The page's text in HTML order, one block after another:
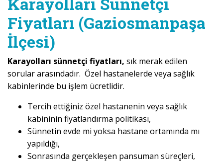
Fiyatları (Gaziosmanpaşa
İlçesi)
Karayolları sünnetçi fiyatları, sık merak edilen
sorular arasındadır. Özel hastanelerde veya sağlık
kabinlerinde bu işlem ücretlidir.
Tercih ettiğiniz özel hastanenin veya sağlık
kabininin fiyatlandırma politikası,
Sünnetin evde mi yoksa hastane ortamında mı
yapıldığı,
Sonrasında gerçekleşen pansuman süreçleri,